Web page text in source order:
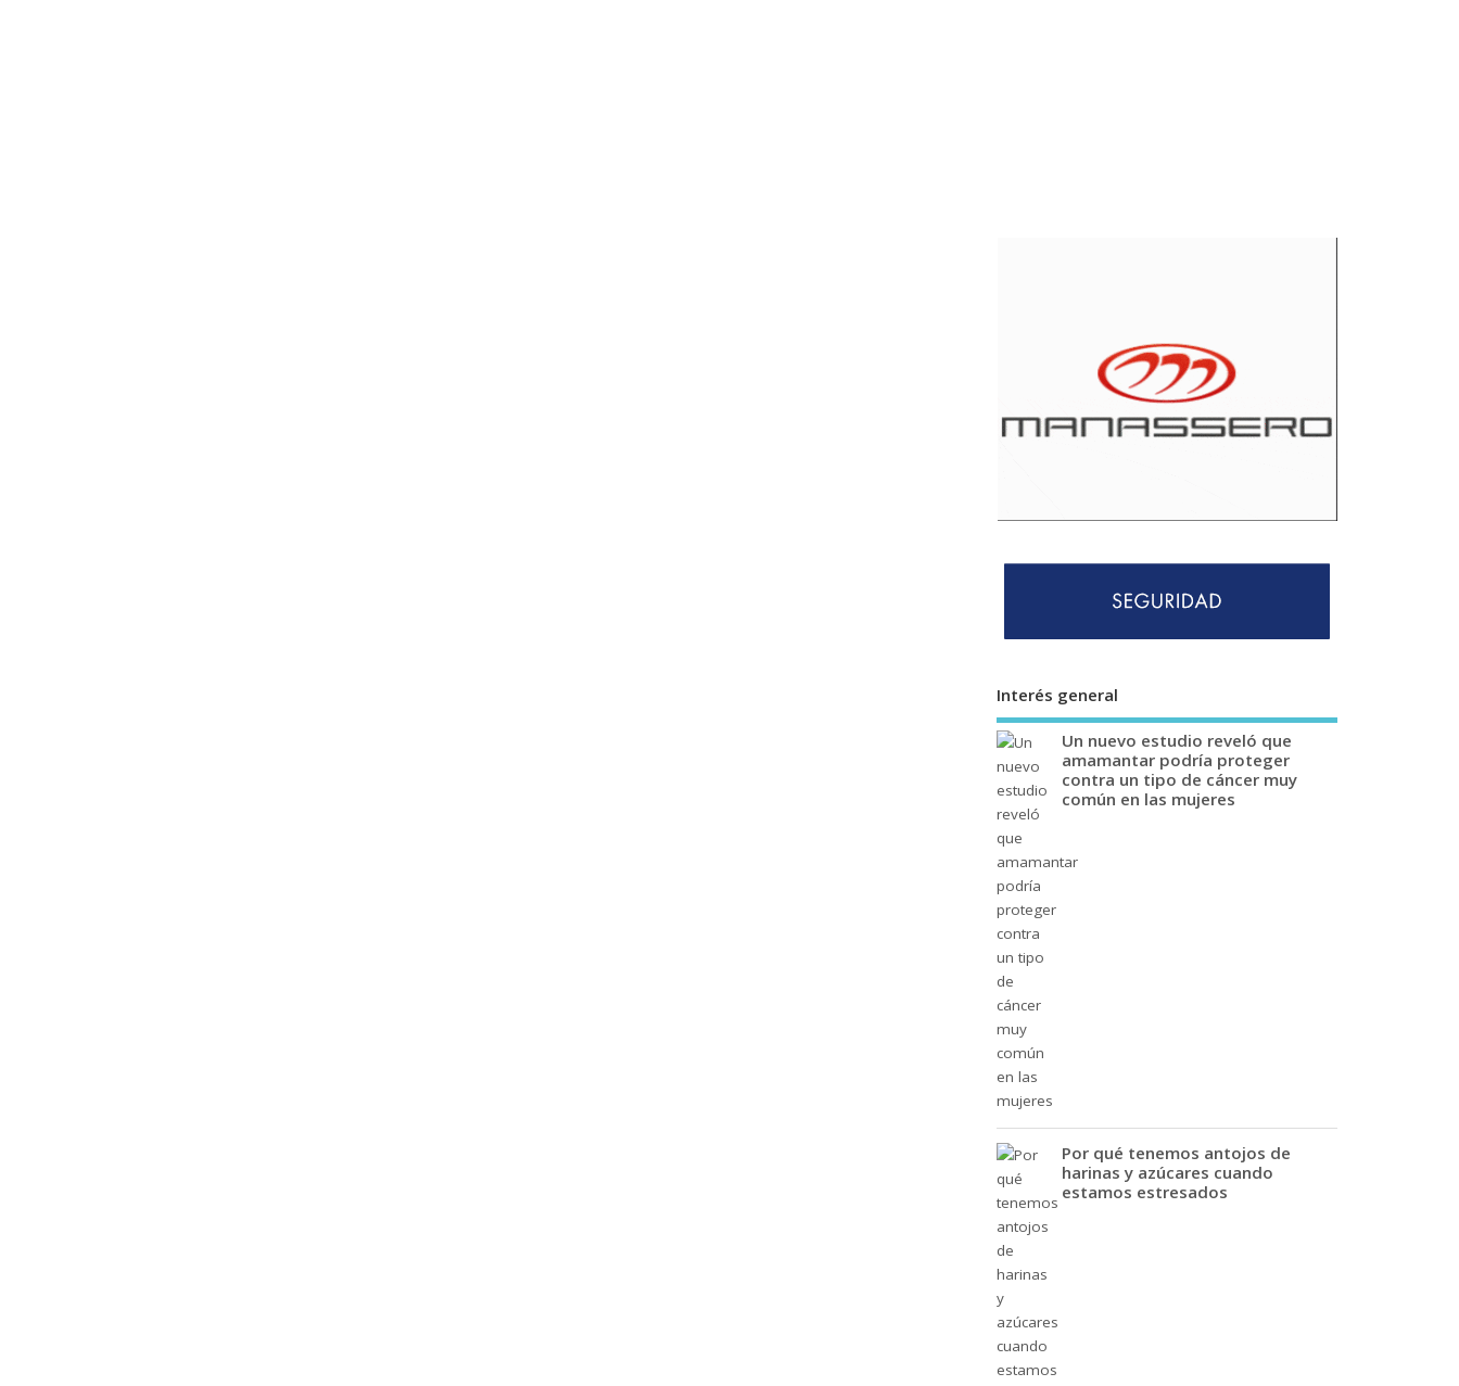
Interés general
Un nuevo estudio reveló que
amamantar podría proteger
contra un tipo de cáncer muy
común en las mujeres
Por qué tenemos antojos de
harinas y azúcares cuando
estamos estresados